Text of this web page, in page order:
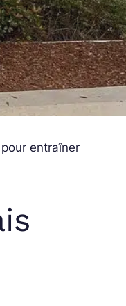
entraîner